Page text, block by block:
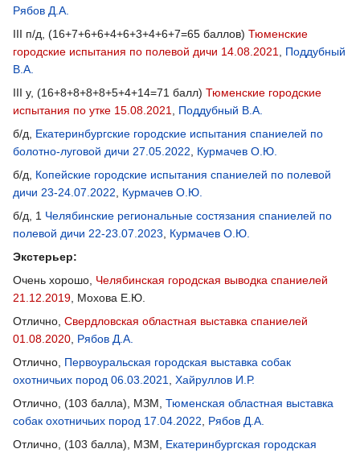
Рябов Д.А.
III п/д, (16+7+6+6+4+6+3+4+6+7=65 баллов) Тюменские
городские испытания по полевой дичи 14.08.2021
Поддубный
В.А.
III у, (16+8+8+8+8+5+4+14=71 балл) Тюменские городские
испытания по утке 15.08.2021
Поддубный В.А.
б/д, Екатеринбургские городские испытания спаниелей по
болотно-луговой дичи 27.05.2022
Курмачев О.Ю.
б/д, Копейские городские испытания спаниелей по полевой
дичи 23-24.07.2022
Курмачев О.Ю.
б/д, 1 Челябинские региональные состязания спаниелей по
полевой дичи 22-23.07.2023
Курмачев О.Ю.
Экстерьер:
Очень хорошо, Челябинская городская выводка спаниелей
21.12.2019 , Мохова Е.Ю.
Отлично, Свердловская областная выставка спаниелей
01.08.2020 Рябов Д.А.
Отлично, Первоуральская городская выставка собак
охотничьих пород 06.03.2021
Хайруллов И.Р.
Отлично, (103 балла), МЗМ, Тюменская областная выставка
собак охотничьих пород 17.04.2022
Рябов Д.А.
Отлично, (103 балла), МЗМ, Екатеринбургская городская